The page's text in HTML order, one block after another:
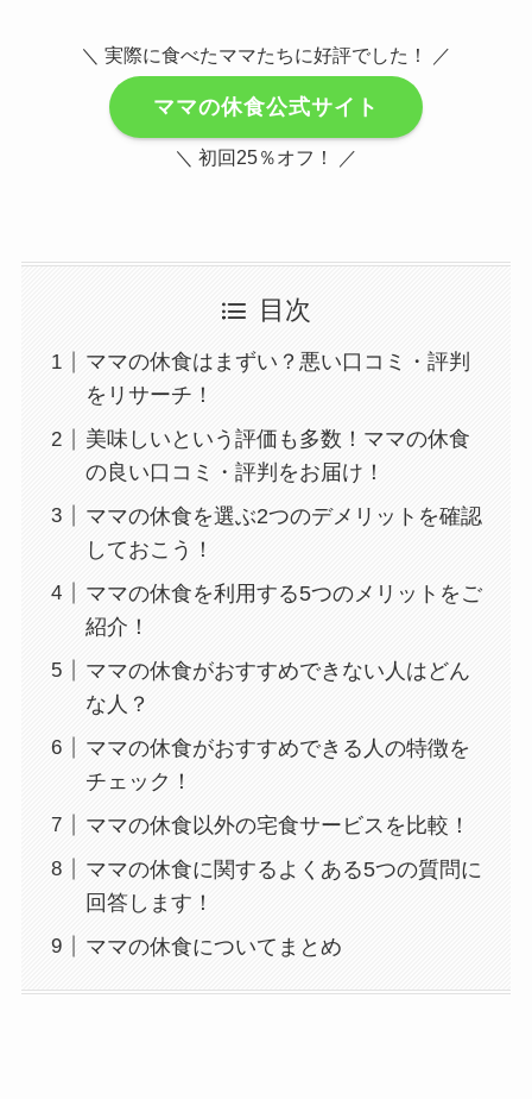
＼ 実際に食べたママたちに好評でした！ ／
ママの休食公式サイト
＼ 初回25％オフ！ ／
目次
ママの休食はまずい？悪い口コミ・評判
をリサーチ！
美味しいという評価も多数！ママの休食
の良い口コミ・評判をお届け！
ママの休食を選ぶ2つのデメリットを確認
しておこう！
ママの休食を利用する5つのメリットをご
紹介！
ママの休食がおすすめできない人はどん
な人？
ママの休食がおすすめできる人の特徴を
チェック！
ママの休食以外の宅食サービスを比較！
ママの休食に関するよくある5つの質問に
回答します！
ママの休食についてまとめ